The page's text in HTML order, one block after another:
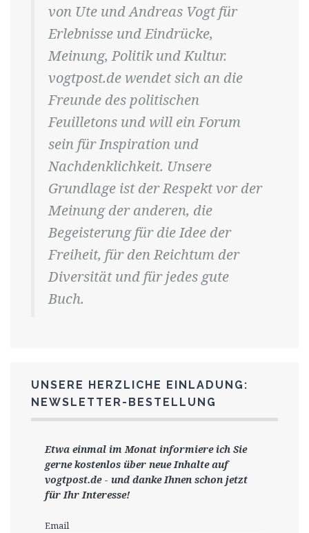
von Ute und Andreas Vogt für
Erlebnisse und Eindrücke,
Meinung, Politik und Kultur.
vogtpost.de wendet sich an die
Freunde des politischen
Feuilletons und will ein Forum
sein für Inspiration und
Nachdenklichkeit. Unsere
Grundlage ist der Respekt vor der
Meinung der anderen, die
Begeisterung für die Idee der
Freiheit, für den Reichtum der
Diversität und für jedes gute
Buch.
UNSERE HERZLICHE EINLADUNG:
NEWSLETTER-BESTELLUNG
Etwa einmal im Monat informiere ich Sie
gernekostenlos über neue Inhalte auf
vogtpost.de- und danke Ihnen schon jetzt
für Ihr Interesse!
Email